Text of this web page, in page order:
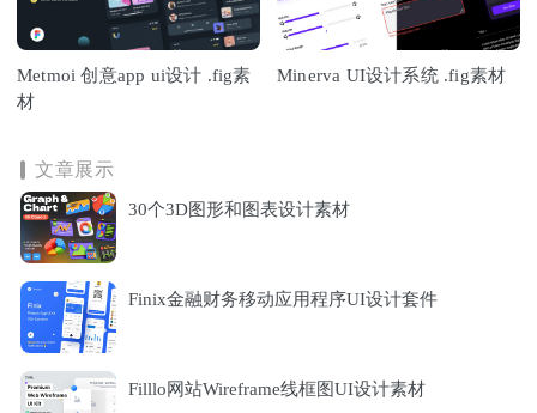
Metmoi 创意app ui设计 .fig素
材
Minerva UI设计系统 .fig素材
文章展示
30个3D图形和图表设计素材
Finix金融财务移动应用程序UI设计套件
Filllo网站Wireframe线框图UI设计素材